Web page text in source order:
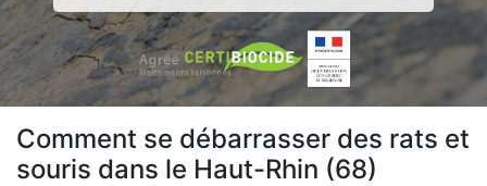
Comment se débarrasser des rats et
souris dans le Haut-Rhin (68)